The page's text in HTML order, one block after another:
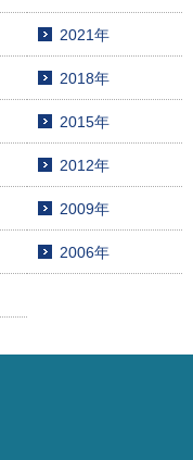
2021年
2018年
2015年
2012年
2009年
2006年